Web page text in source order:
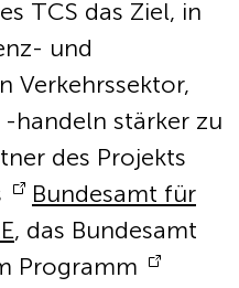
TCS das Ziel, in
und
Verkehrssektor,
handeln stärker zu
des Projekts
Bundesamt für
, das Bundesamt
Programm